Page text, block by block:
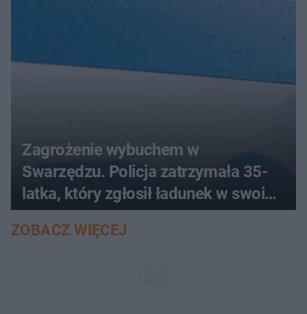
Zagrożenie wybuchem w
Swarzędzu. Policja zatrzymała 35-
latka, który zgłosił ładunek w swoim
aucie
ZOBACZ WIĘCEJ